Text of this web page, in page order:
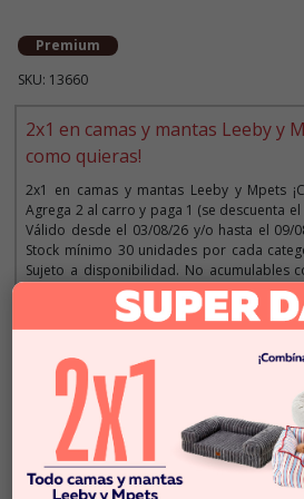
Premium
SKU: 13660
2x1 en camas y mantas Leeby y
como quieras!
2x1 en camas y mantas Leeby y Mpets
Agrega 2 al carro y paga 1 (se descuenta
Válido desde el 03/08/26 y/o hasta el 09/
Stock mínimo 30 unidades por cada
Sujeto a disponibilidad. No acumulables
descuentos. Máximo 5 promociones
web y tiendas. Imágenes referenciales.
Descripción
$49.990
En Stock